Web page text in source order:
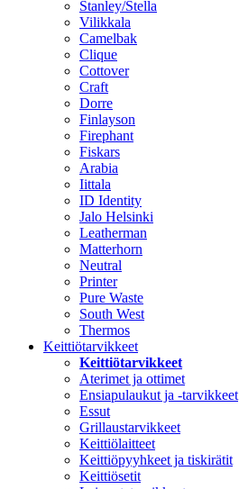
Stanley/Stella
Vilikkala
Camelbak
Clique
Cottover
Craft
Dorre
Finlayson
Firephant
Fiskars
Arabia
Iittala
ID Identity
Jalo Helsinki
Leatherman
Matterhorn
Neutral
Printer
Pure Waste
South West
Thermos
Keittiötarvikkeet
Keittiötarvikkeet
Aterimet ja ottimet
Ensiapulaukut ja -tarvikkeet
Essut
Grillaustarvikkeet
Keittiölaitteet
Keittiöpyyhkeet ja tiskirätit
Keittiösetit